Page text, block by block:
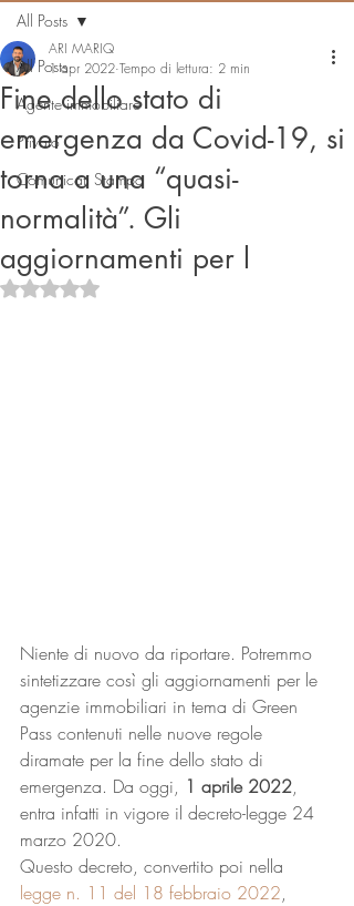
All Posts
Agente immobiliare
Privato
Comunicati Stampa
All Posts
Fine dello stato di
emergenza da Covid-19, si
torna a una “quasi-
normalità”. Gli
aggiornamenti per l
ARI MARIQ
1 apr 2022 Tempo di lettura: 2 min
Valutazione NaN stelle su 5.
Niente di nuovo da riportare. Potremmo
sintetizzare così gli aggiornamenti per le
agenzie immobiliari in tema di Green
Pass contenuti nelle nuove regole
diramate per la fine dello stato di
emergenza. Da oggi, 1 aprile 2022,
entra infatti in vigore il decreto-legge 24
marzo 2020.
Questo decreto, convertito poi nella
legge n. 11 del 18 febbraio 2022,